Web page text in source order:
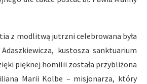
z modlitwą jutrzni celebrowana była
kustosza sanktuarium
pięknej homilii została przybliżona
Marii Kolbe – misjonarza, który